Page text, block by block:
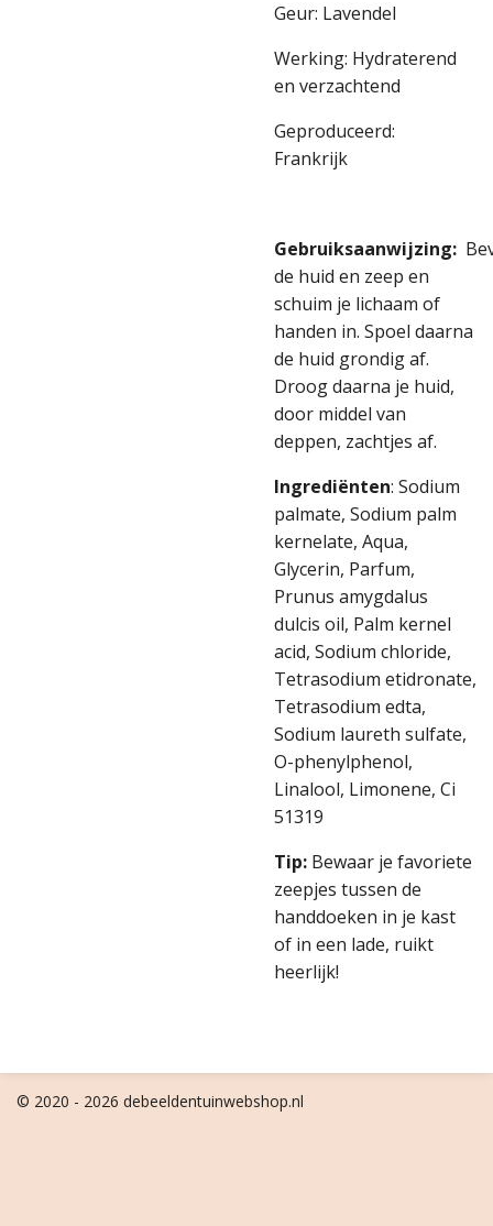
Geur: Lavendel
Werking: Hydraterend
en verzachtend
Geproduceerd:
Frankrijk
Gebruiksaanwijzing:
de huid en zeep en
schuim je lichaam of
handen in. Spoel daarna
de huid grondig af.
Droog daarna je huid,
door middel van
deppen, zachtjes af.
Ingrediënten: Sodium
palmate, Sodium palm
kernelate, Aqua,
Glycerin, Parfum,
Prunus amygdalus
dulcis oil, Palm kernel
acid, Sodium chloride,
Tetrasodium etidronate,
Tetrasodium edta,
Sodium laureth sulfate,
O-phenylphenol,
Linalool, Limonene, Ci
51319
Tip: Bewaar je favoriete
zeepjes tussen de
handdoeken in je kast
of in een lade, ruikt
heerlijk!
© 2020 - 2026 debeeldentuinwebshop.nl